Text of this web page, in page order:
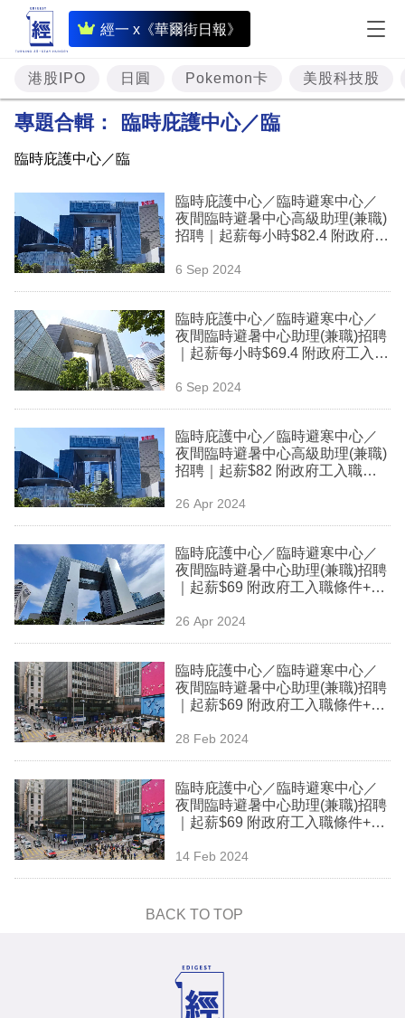
經一 x《華爾街日報》
即
時
財
經
題
投
資
樓
市
理
財
商
科
技
場
生
活
時
事
專
欄
閱
專
區
港股IPO 日圓 Pokemon卡 美股科技股
專題合輯： 臨時庇護中心／臨
臨時庇護中心／臨
臨時庇護中心／臨時避寒中心／
夜間臨時避暑中心高級助理(兼職)
招聘｜起薪每小時$82.4 附政府工
6 Sep 2024
臨時庇護中心／臨時避寒中心／
夜間臨時避暑中心助理(兼職)招聘
｜起薪每小時$69.4 附政府工入職
6 Sep 2024
臨時庇護中心／臨時避寒中心／
夜間臨時避暑中心高級助理(兼職)
招聘｜起薪$82 附政府工入職條
26 Apr 2024
臨時庇護中心／臨時避寒中心／
夜間臨時避暑中心助理(兼職)招聘
｜起薪$69 附政府工入職條件+申
26 Apr 2024
臨時庇護中心／臨時避寒中心／
夜間臨時避暑中心助理(兼職)招聘
｜起薪$69 附政府工入職條件+申
28 Feb 2024
臨時庇護中心／臨時避寒中心／
夜間臨時避暑中心助理(兼職)招聘
｜起薪$69 附政府工入職條件+申
14 Feb 2024
BACK TO TOP